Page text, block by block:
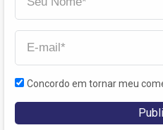
Concordo em tornar meu